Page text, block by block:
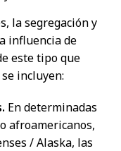
la segregación y
influencia de
este tipo que
incluyen:
En determinadas
afroamericanos,
/ Alaska, las